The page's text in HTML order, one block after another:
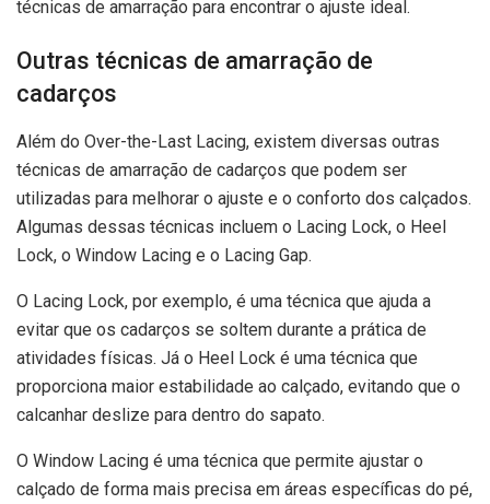
técnicas de amarração para encontrar o ajuste ideal.
Outras técnicas de amarração de
cadarços
Além do Over-the-Last Lacing, existem diversas outras
técnicas de amarração de cadarços que podem ser
utilizadas para melhorar o ajuste e o conforto dos calçados.
Algumas dessas técnicas incluem o Lacing Lock, o Heel
Lock, o Window Lacing e o Lacing Gap.
O Lacing Lock, por exemplo, é uma técnica que ajuda a
evitar que os cadarços se soltem durante a prática de
atividades físicas. Já o Heel Lock é uma técnica que
proporciona maior estabilidade ao calçado, evitando que o
calcanhar deslize para dentro do sapato.
O Window Lacing é uma técnica que permite ajustar o
calçado de forma mais precisa em áreas específicas do pé,